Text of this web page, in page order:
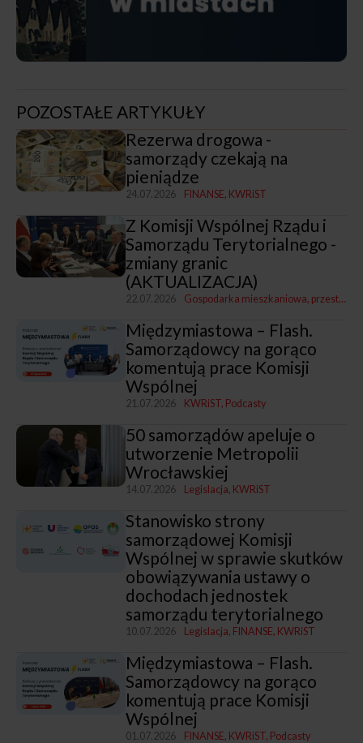
POZOSTAŁE ARTYKUŁY
Rezerwa drogowa -
samorządy czekają na
pieniądze
24.07.2026 FINANSE KWRiST
Z Komisji Wspólnej Rządu i
Samorządu Terytorialnego -
zmiany granic
(AKTUALIZACJA)
22.07.2026 Gospodarka mieszkaniowa, przestrzenna i nieruchomościami
Międzymiastowa – Flash.
Samorządowcy na gorąco
komentują prace Komisji
Wspólnej
21.07.2026 KWRiST Podcasty
50 samorządów apeluje o
utworzenie Metropolii
Wrocławskiej
14.07.2026 Legislacja KWRiST
Stanowisko strony
samorządowej Komisji
Wspólnej w sprawie skutków
obowiązywania ustawy o
dochodach jednostek
samorządu terytorialnego
10.07.2026 Legislacja FINANSE KWRiST
Międzymiastowa – Flash.
Samorządowcy na gorąco
komentują prace Komisji
Wspólnej
01.07.2026 FINANSE KWRiST Podcasty